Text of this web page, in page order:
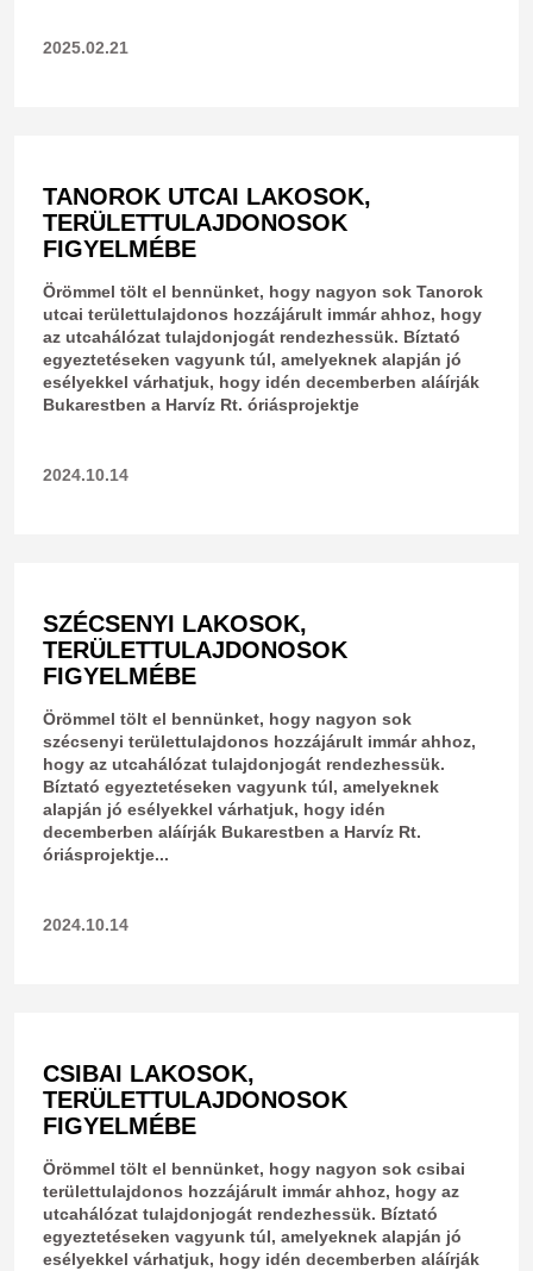
2025.02.21
TANOROK UTCAI LAKOSOK,
TERÜLETTULAJDONOSOK
FIGYELMÉBE
​Örömmel tölt el bennünket, hogy nagyon sok Tanorok
utcai területtulajdonos hozzájárult immár ahhoz, hogy
az utcahálózat tulajdonjogát rendezhessük. Bíztató
egyeztetéseken vagyunk túl, amelyeknek alapján jó
esélyekkel várhatjuk, hogy idén decemberben aláírják
Bukarestben a Harvíz Rt. óriásprojektje
2024.10.14
SZÉCSENYI LAKOSOK,
TERÜLETTULAJDONOSOK
FIGYELMÉBE
​Örömmel tölt el bennünket, hogy nagyon sok
szécsenyi területtulajdonos hozzájárult immár ahhoz,
hogy az utcahálózat tulajdonjogát rendezhessük.
Bíztató egyeztetéseken vagyunk túl, amelyeknek
alapján jó esélyekkel várhatjuk, hogy idén
decemberben aláírják Bukarestben a Harvíz Rt.
óriásprojektje...
2024.10.14
CSIBAI LAKOSOK,
TERÜLETTULAJDONOSOK
FIGYELMÉBE
Örömmel tölt el bennünket, hogy nagyon sok csibai
területtulajdonos hozzájárult immár ahhoz, hogy az
utcahálózat tulajdonjogát rendezhessük. Bíztató
egyeztetéseken vagyunk túl, amelyeknek alapján jó
esélyekkel várhatjuk, hogy idén decemberben aláírják